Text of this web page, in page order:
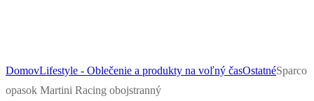
DomovLifestyle - Oblečenie a produkty na voľný časOstatnéSparco
opasok Martini Racing obojstranný